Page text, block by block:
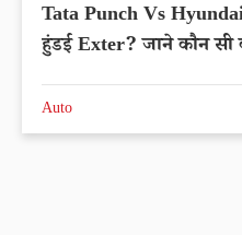
Tata Punch Vs
हुंडई Exter? जाने कौन सी
Auto